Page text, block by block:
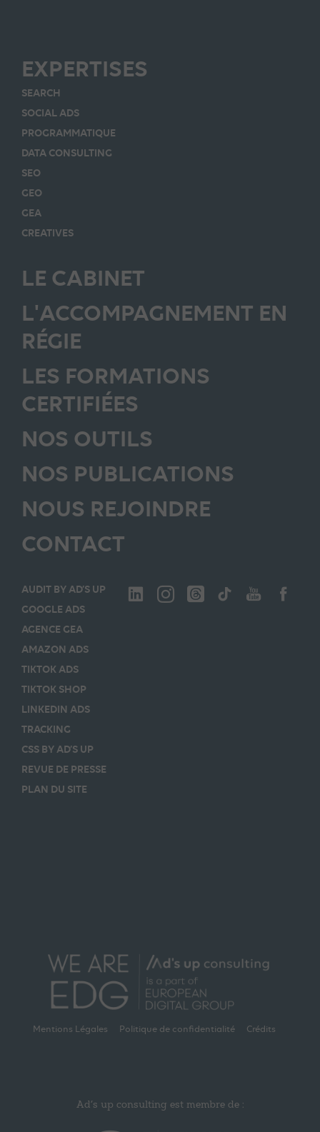
EXPERTISES
SEARCH
SOCIAL ADS
PROGRAMMATIQUE
DATA CONSULTING
SEO
GEO
GEA
CREATIVES
LE CABINET
L'ACCOMPAGNEMENT EN
RÉGIE
LES FORMATIONS
CERTIFIÉES
NOS OUTILS
NOS PUBLICATIONS
NOUS REJOINDRE
CONTACT
AUDIT BY AD’S UP
GOOGLE ADS
AGENCE GEA
AMAZON ADS
TIKTOK ADS
TIKTOK SHOP
LINKEDIN ADS
TRACKING
CSS BY AD’S UP
REVUE DE PRESSE
PLAN DU SITE
Mentions Légales Politique de confidentialité Crédits
Ad’s up consulting est membre de :